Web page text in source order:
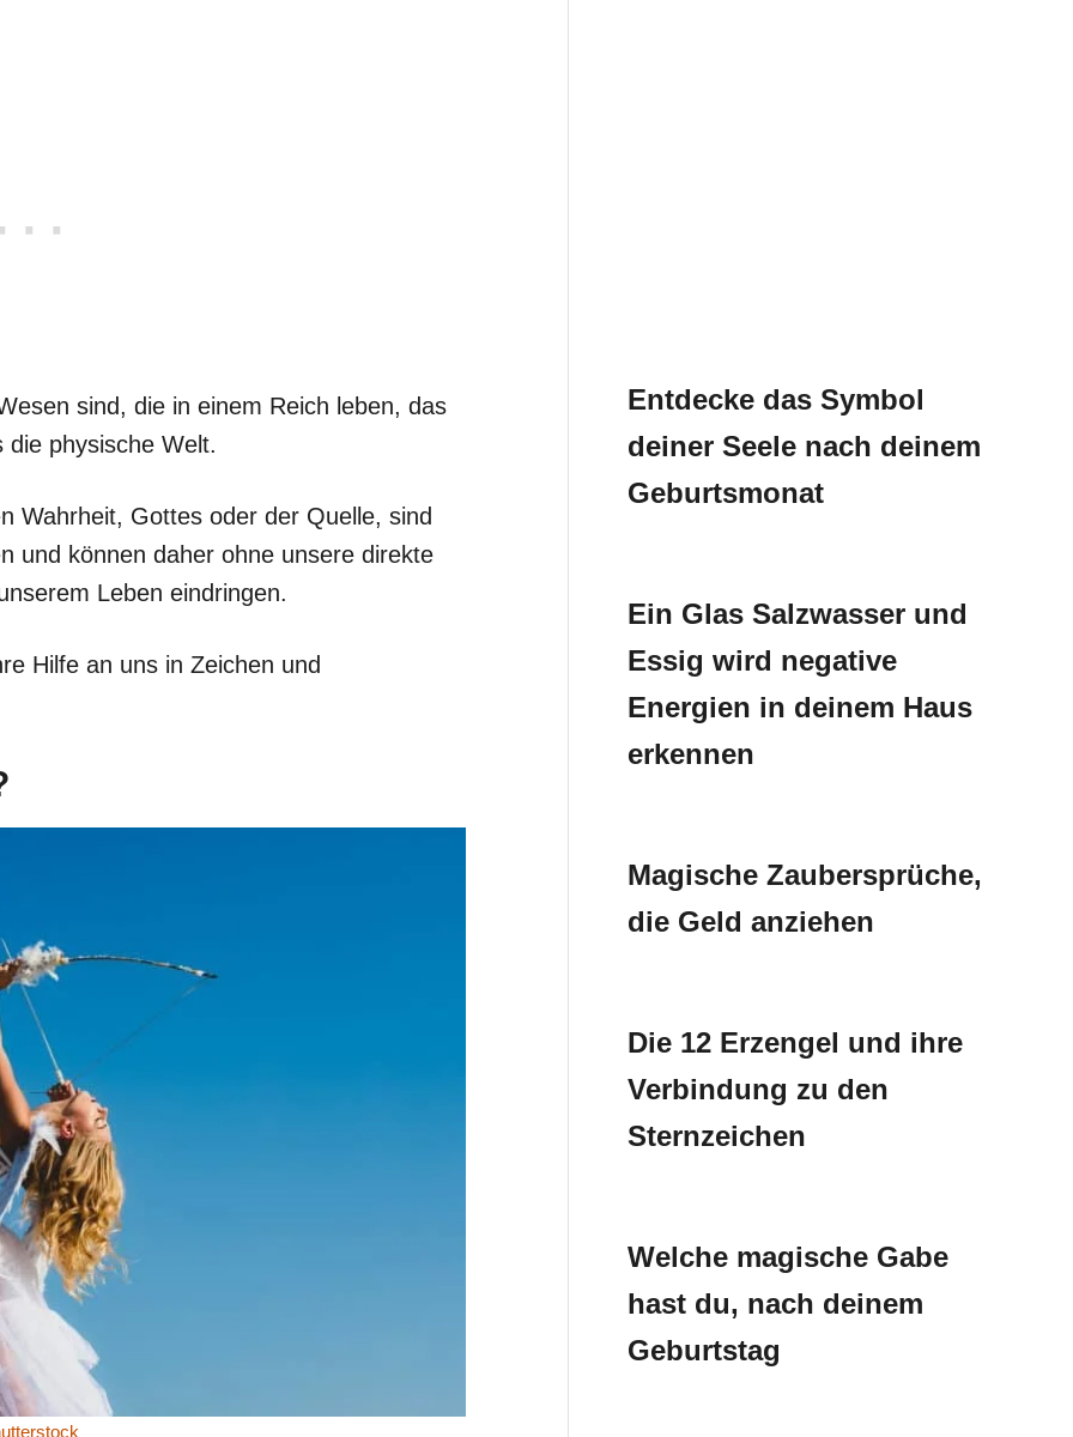
sind, die in einem Reich leben, das
physische Welt.
Wahrheit, Gottes oder der Quelle, sind
und können daher ohne unsere direkte
Leben eindringen.
Hilfe an uns in Zeichen und
Entdecke das Symbol
deiner Seele nach deinem
Geburtsmonat
Ein Glas Salzwasser und
Essig wird negative
Energien in deinem Haus
erkennen
Magische Zaubersprüche,
die Geld anziehen
Die 12 Erzengel und ihre
Verbindung zu den
Sternzeichen
Welche magische Gabe
hast du, nach deinem
Geburtstag